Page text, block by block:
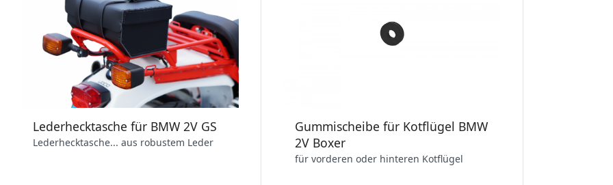
Lederhecktasche für BMW 2V GS
Lederhecktasche... aus robustem Leder
Gummischeibe für Kotflügel BMW
2V Boxer
für vorderen oder hinteren Kotflügel